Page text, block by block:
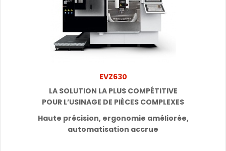
EVZ630
LA SOLUTION LA PLUS COMPÉTITIVE
POUR L’USINAGE DE PIÈCES COMPLEXES
Haute précision, ergonomie améliorée,
automatisation accrue